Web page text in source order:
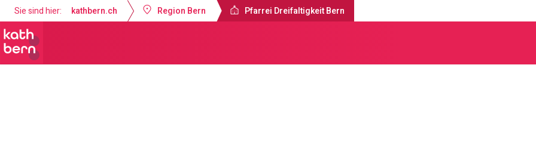
Sie sind hier: kathbern.ch Region Bern Pfarrei Dreifaltigkeit Bern